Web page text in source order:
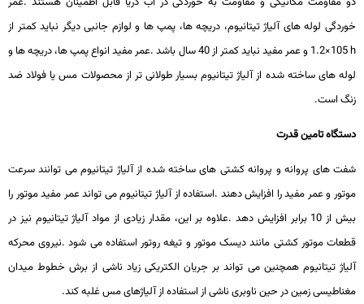
خوردگی لوله های آلیاژ تیتانیوم، دریچه ها، پمپ ها و لوازم جانبی دیگر نباید کمتر از
1.2×105 h و عمر مفید نباید کمتر از 40 سال باشد .عمر مفید انواع پمپ ها، دریچه ها و
لوله های ساخته شده از آلیاژ تیتانیوم بسیار طولانی تر از محصولات مس یا فولاد ضد
زنگ است.
دستگاه تامین قدرت
شفت های پروانه و پروانه کشتی های ساخته شده از آلیاژ تیتانیوم می توانند سرعت
موتور و عمر مفید را افزایش دهند .استفاده از آلیاژ تیتانیوم می تواند عمر مفید موتور را
بیش از 10 برابر افزایش دهد
.علاوه بر این، مقدار زیادی از مواد آلیاژ تیتانیوم نیز در
قطعات موتور کشتی مانند دیسک موتور و تیغه روتور استفاده می شود.نیروی محرکه
آلیاژ تیتانیوم همچنین می تواند بر جریان الکتریکی زیاد ناشی از برش خطوط میدان
مغناطیسی زمین در حین ناوبری ناشی از استفاده از آلیاژهای مس غلبه کند.